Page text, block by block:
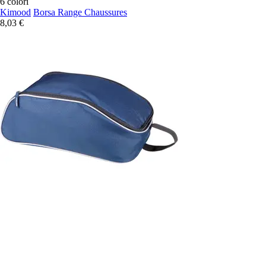
Kimood Borsa Range Chaussures
8,03 €